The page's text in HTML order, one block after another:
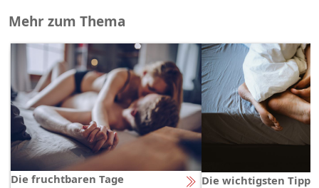
Mehr zum Thema
Die fruchtbaren Tage
Die wichtigsten